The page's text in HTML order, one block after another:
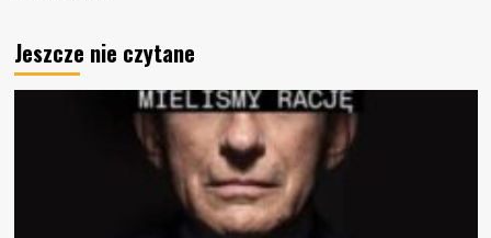
Jeszcze nie czytane